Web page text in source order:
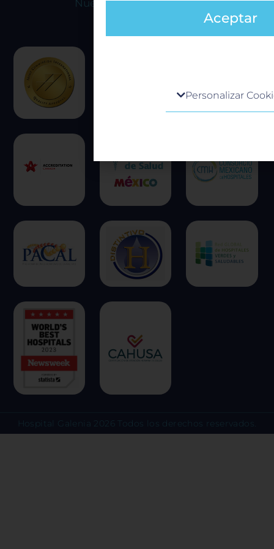
Nuestras acreditaciones
Hospital Galenia 2026 Todos los derechos reservados.
Aceptar
Cuando visita cualquier sitio web,
preferencias o su dispositivo, y se
principalmente para que el sitio
esperado. Por lo general, la
identifica directamente, pero
respetamos su derecho a la
escoger no permitirnos usar ciertas
clic en los encabezados de cada
más y cambiar nuestras
predeterminadas. Sin embargo, el
experiencia en el sitio y los
Sistema de personalización
Personalizar